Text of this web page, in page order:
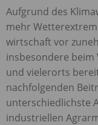
Aufgrund des
mehr
wirtschaft vor
insbesondere
und vielerorts
nachfolgenden
unterschiedlichste
industriellen